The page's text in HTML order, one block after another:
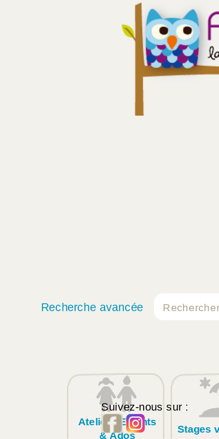
Recherche avancée
Suivez-nous sur :
Ateliers Enfants
& Ados
Stages